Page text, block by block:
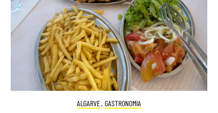
ALGARVE, GASTRONOMIA